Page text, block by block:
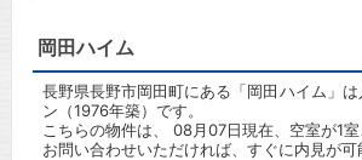
岡田ハイム
長野県長野市岡田町にある「岡田ハイム」は
ン（1976年築）です。
こちらの物件は、 08月07日現在、空室が1室
お問い合わせいただければ、すぐに内見が可